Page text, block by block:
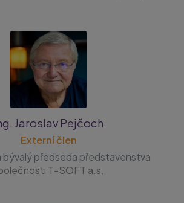
Jaroslav Pejčoch
Externí člen
bývalý předseda představenstva
T-SOFT a.s.